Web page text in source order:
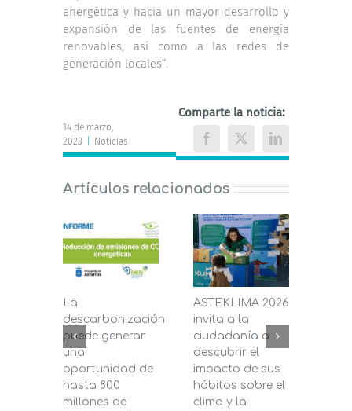
energética y hacia un mayor desarrollo y
expansión de las fuentes de energía
renovables, así como a las redes de
generación locales”.
14 de marzo,
2023
Noticias
Comparte la noticia:
Facebook
X LinkedIn
Artículos relacionados
La
descarbonización
puede generar
una
oportunidad de
hasta 800
millones de
ASTEKLIMA 2026
invita a la
ciudadanía a
descubrir el
impacto de sus
hábitos sobre el
clima y la